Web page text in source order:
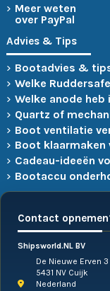
Meer weten
over PayPal
Advies & Tips
Bootadvies &
Welke
Welke anode
Quartz of
Boot ventilatie
Boot
Cadeau-ideeën
Bootaccu
Contact
Shipsworld.NL BV
De Nieuwe Erven 3
5431 NV Cuijk
Nederland